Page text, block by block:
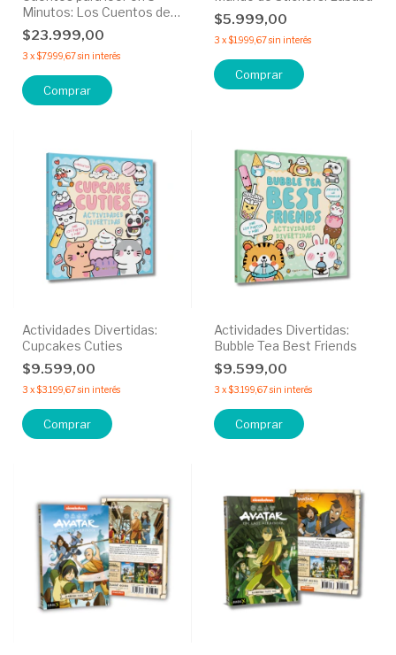
Minutos: Los Cuentos de
las Películas Toy Story 5
$23.999,00
3 x$7.999,67sin interés
$5.999,00
3 x$1.999,67sin interés
Actividades Divertidas:
Cupcakes Cuties
$9.599,00
3 x$3.199,67sin interés
Actividades Divertidas:
Bubble Tea Best Friends
$9.599,00
3 x$3.199,67sin interés